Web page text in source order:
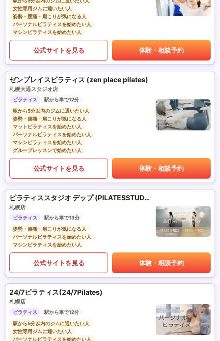
女性専用ジムに通いたい人
姿勢・腰痛・肩こりが気になる人
パーソナルピラティスを始めたい人
マシンピラティスを始めたい人
公式サイトを見る 体験・相談予約
ゼンプレイスピラティス (zen place pilates)
札幌大通スタジオ店
ピラティス
駅から車で12分
駅から5分以内のジムに通いたい人
姿勢・腰痛・肩こりが気になる人
マットピラティスを始めたい人
パーソナルピラティスを始めたい人
マシンピラティスを始めたい人
グループレッスンで始めたい人
公式サイトを見る 体験・相談予約
ピラティススタジオ デップ (PILATESSTUDIO DEP)
札幌店
ピラティス
駅から車で13分
姿勢・腰痛・肩こりが気になる人
パーソナルピラティスを始めたい人
マシンピラティスを始めたい人
公式サイトを見る 体験・相談予約
24/7ピラティス(24/7Pilates)
札幌店
ピラティス
駅から車で12分
駅から5分以内のジムに通いたい人
女性専用ジムに通いたい人
パーソナルピラティスを始めたい人